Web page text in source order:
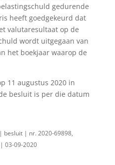
gedurende
heeft goedgekeurd dat
valutaresultaat op de
wordt uitgegaan van
het boekjaar waarop de
11 augustus 2020 in
besluit is per die datum
besluit | nr. 2020-69898,
03-09-2020